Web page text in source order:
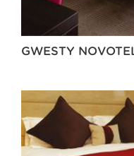
GWESTY